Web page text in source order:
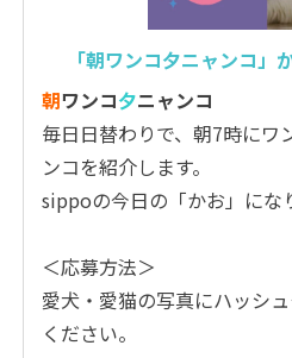
「朝ワンコ夕ニャンコ」
朝ワンコ夕ニャンコ
毎日日替わりで、朝7時にワ
ンコを紹介します。
sippoの今日の「かお」にな
＜応募方法＞
愛犬・愛猫の写真にハッシ
ください。